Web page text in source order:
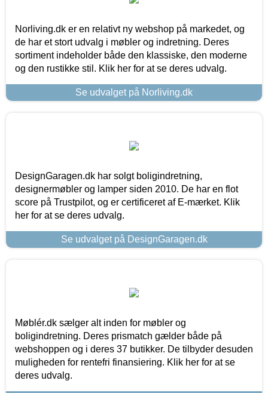
Norliving.dk er en relativt ny webshop på markedet, og
de har et stort udvalg i møbler og indretning. Deres
sortiment indeholder både den klassiske, den moderne
og den rustikke stil. Klik her for at se deres udvalg.
Se udvalget på Norliving.dk
DesignGaragen.dk har solgt boligindretning,
designermøbler og lamper siden 2010. De har en flot
score på Trustpilot, og er certificeret af E-mærket. Klik
her for at se deres udvalg.
Se udvalget på DesignGaragen.dk
Møblér.dk sælger alt inden for møbler og
boligindretning. Deres prismatch gælder både på
webshoppen og i deres 37 butikker. De tilbyder desuden
muligheden for rentefri finansiering. Klik her for at se
deres udvalg.